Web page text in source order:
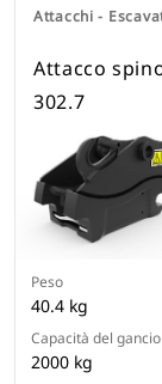
Attacchi -
Attacco
302.7
Peso
40.4 kg
Capacità del
2000 kg